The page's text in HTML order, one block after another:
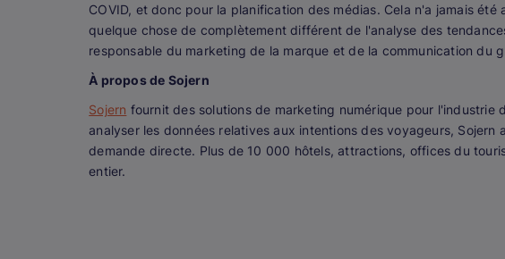
COVID, et donc pour la planification des médias. Cela n'a jamais
quelque chose de complètement différent de l'analyse des
responsable du marketing de la marque et de la communication du
À propos de Sojern
Sojern fournit des solutions de marketing numérique pour
analyser les données relatives aux intentions des voyageurs,
demande directe. Plus de 10 000 hôtels, attractions, offices du
entier.